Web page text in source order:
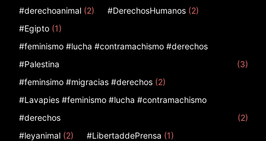
#derechoanimal (2) #DerechosHumanos (2)
#Egipto (1)
#feminismo #lucha #contramachismo #derechos
#Palestina
(3)
#feminsimo #migracias #derechos (2)
#Lavapies #feminismo #lucha #contramachismo
#derechos
(2)
#leyanimal (2) #LibertaddePrensa (1)